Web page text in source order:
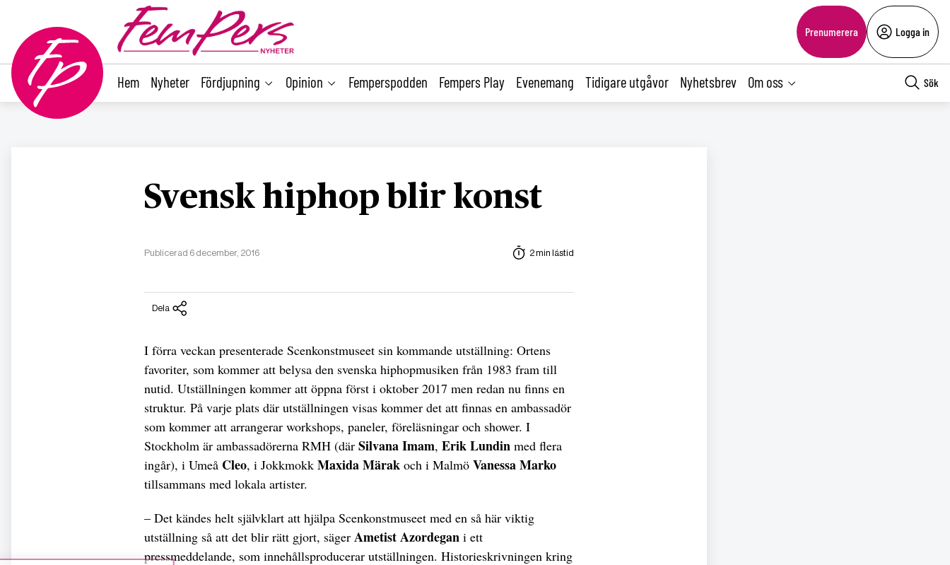
Prenumerera Logga in
Hem Nyheter Fördjupning Opinion Femperspodden Fempers Play Evenemang Tidigare utgåvor Nyhetsbrev Om oss Sök
Svensk hiphop blir konst
Publicerad 6 december, 2016 2 min lästid
Dela
I förra veckan presenterade Scenkonstmuseet sin kommande utställning: Ortens
favoriter, som kommer att belysa den svenska hiphopmusiken från 1983 fram till
nutid. Utställningen kommer att öppna först i oktober 2017 men redan nu finns en
struktur. På varje plats där utställningen visas kommer det att finnas en ambassadör
som kommer att arrangerar workshops, paneler, föreläsningar och shower. I
Stockholm är ambassadörerna RMH (där Silvana Imam, Erik Lundin med flera
ingår), i Umeå Cleo, i Jokkmokk Maxida Märak och i Malmö Vanessa Marko
tillsammans med lokala artister.
– Det kändes helt självklart att hjälpa Scenkonstmuseet med en så här viktig
utställning så att det blir rätt gjort, säger Ametist Azordegan i ett
pressmeddelande, som innehållsproducerar utställningen. Historieskrivningen kring